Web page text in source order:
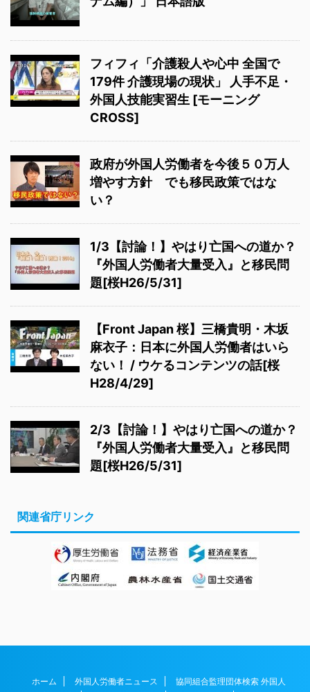
フィフィ「介護殺人や心中 全国で
179件 介護現場の現状」 人手不足・
外国人技能実習生 [モーニング
CROSS]
政府が外国人労働者を今後５０万人
増やす方針 でも移民政策ではな
い？
1/3【討論！】やはり亡国への道か？
『外国人労働者大量受入』と移民問
題[桜H26/5/31]
【Front Japan 桜】三橋貴明・木坂
麻衣子：日本に外国人労働者はいら
ない！ / ウケるコンテンツの話[桜
H28/4/29]
2/3【討論！】やはり亡国への道か？
『外国人労働者大量受入』と移民問
題[桜H26/5/31]
関連省庁リンク
ホーム 外国人労働者ニュース
協同組合監理団体検索 外国人